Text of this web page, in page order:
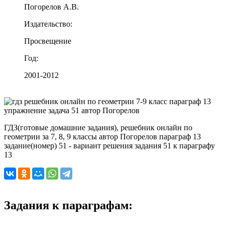
Погорелов А.В.
Издательство:
Просвещение
Год:
2001-2012
ГДЗ(готовые домашние задания), решебник онлайн по
геометрии за 7, 8, 9 классы автор Погорелов параграф 13
задание(номер) 51 - вариант решения задания 51 к параграфу
13
Задания к параграфам: